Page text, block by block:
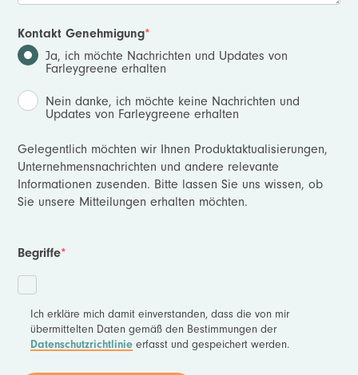
Kontakt Genehmigung*
Ja, ich möchte Nachrichten und Updates von
Farleygreene erhalten
Nein danke, ich möchte keine Nachrichten und
Updates von Farleygreene erhalten
Gelegentlich möchten wir Ihnen Produktaktualisierungen,
Unternehmensnachrichten und andere relevante
Informationen zusenden. Bitte lassen Sie uns wissen, ob
Sie unsere Mitteilungen erhalten möchten.
Begriffe*
Ich erkläre mich damit einverstanden, dass die von mir
übermittelten Daten gemäß den Bestimmungen der
Datenschutzrichtlinie erfasst und gespeichert werden.